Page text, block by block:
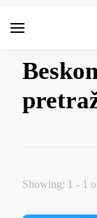
Showing: 1 - 1